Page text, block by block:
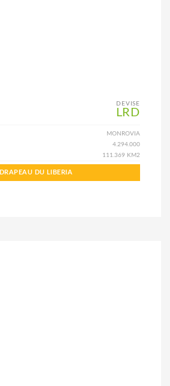
DEVISE
LRD
MONROVIA
4.294.000
111.369 KM2
DRAPEAU DU LIBERIA